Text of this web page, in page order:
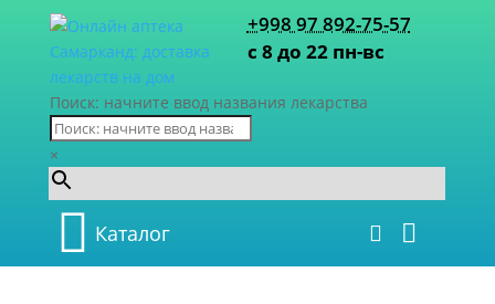
+998 97 892-75-57
с 8 до 22 пн-вс
Поиск: начните ввод названия лекарства
×
Каталог